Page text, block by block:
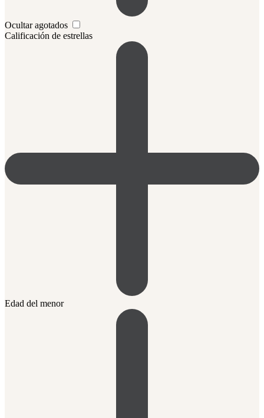
Ocultar agotados
Calificación de estrellas
Edad del menor